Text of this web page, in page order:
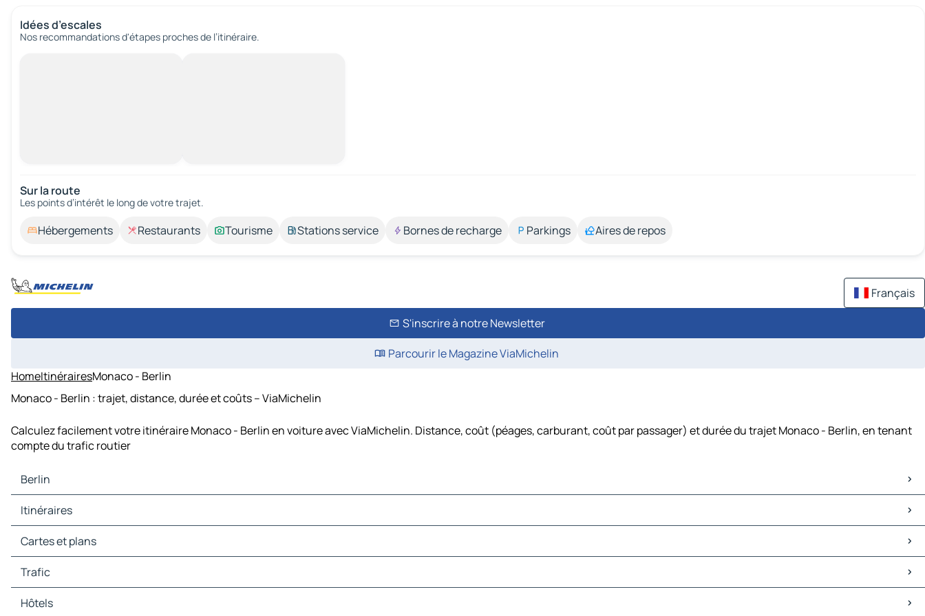
Idées d’escales
Nos recommandations d'étapes proches de l’itinéraire.
Sur la route
Les points d’intérêt le long de votre trajet.
Hébergements Restaurants Tourisme Stations service Bornes de recharge Parkings Aires de repos
Français
S'inscrire à notre Newsletter
Parcourir le Magazine ViaMichelin
HomeItinérairesMonaco - Berlin
Monaco - Berlin : trajet, distance, durée et coûts – ViaMichelin
Calculez facilement votre itinéraire Monaco - Berlin en voiture avec ViaMichelin. Distance, coût (péages, carburant, coût par passager) et durée du trajet Monaco - Berlin, en tenant
compte du trafic routier
Berlin
Berlin Cartes et plans
Berlin Trafic
Berlin Hôtels
Berlin Restaurants
Berlin Stations-service
Itinéraires
Itinéraires Berlin - Leipzig
Itinéraires Berlin - Dresde
Itinéraires Berlin - Poznan
Itinéraires Berlin - Hanovre
Itinéraires Berlin - Potsdam
Itinéraires Berlin - Szczecin
Cartes et plans
Cartes et plans Leipzig
Cartes et plans Dresde
Cartes et plans Poznan
Cartes et plans Hanovre
Trafic
Trafic Leipzig
Trafic Dresde
Hôtels